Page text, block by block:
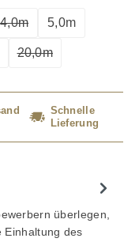
verfügbar.)
zurzeit nicht verfügbar.)
Option ist zurzeit nicht
4,0m
(Diese Option ist
5,0m
verfügbar.)
zurzeit nicht
Option ist zurzeit nicht
20,0m
(Diese Option ist
Schnelle
Lieferung
überlegen,
Einhaltung des